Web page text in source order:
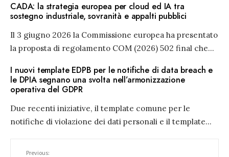
CADA: la strategia europea per cloud ed IA tra
sostegno industriale, sovranità e appalti pubblici
Il 3 giugno 2026 la Commissione europea ha presentato
la proposta di regolamento COM (2026) 502 final che...
I nuovi template EDPB per le notifiche di data breach e
le DPIA segnano una svolta nell’armonizzazione
operativa del GDPR
Due recenti iniziative, il template comune per le
notifiche di violazione dei dati personali e il template...
Previous: